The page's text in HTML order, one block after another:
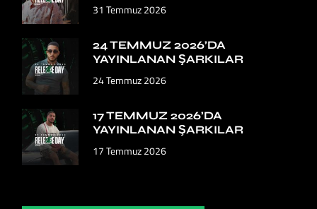
31 Temmuz 2026
24 TEMMUZ 2026’DA
YAYINLANAN ŞARKILAR
24 Temmuz 2026
17 TEMMUZ 2026’DA
YAYINLANAN ŞARKILAR
17 Temmuz 2026